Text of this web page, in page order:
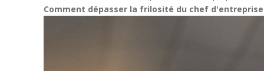
Comment dépasser la frilosité du chef